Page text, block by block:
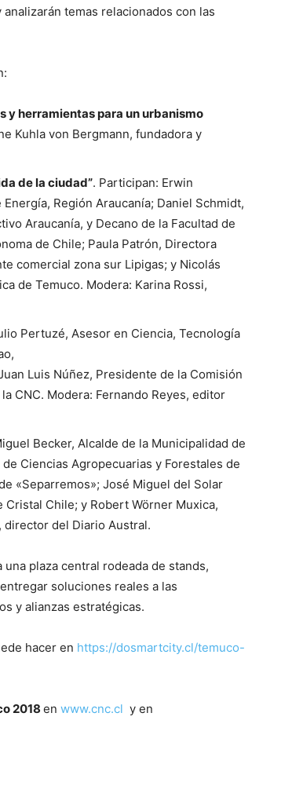
temas relacionados con las
y herramientas para un urbanismo
Kuhla von Bergmann, fundadora y
de la ciudad”. Participan: Erwin
Región Araucanía; Daniel Schmidt,
Araucanía, y Decano de la Facultad de
de Chile; Paula Patrón, Directora
comercial zona sur Lipigas; y Nicolás
de Temuco. Modera: Karina Rossi,
Pertuzé, Asesor en Ciencia, Tecnología
Luis Núñez, Presidente de la Comisión
CNC. Modera: Fernando Reyes, editor
Becker, Alcalde de la Municipalidad de
Ciencias Agropecuarias y Forestales de
«Separremos»; José Miguel del Solar
Chile; y Robert Wörner Muxica,
director del Diario Austral.
plaza central rodeada de stands,
soluciones reales a las
y alianzas estratégicas.
hacer en https://dosmartcity.cl/temuco-
2018 en www.cnc.cl y en